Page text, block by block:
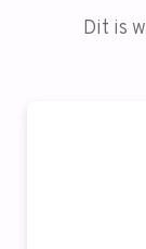
Dit is